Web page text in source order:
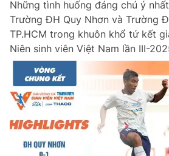
Những tình huống đáng chú ý
Trường ĐH Quy Nhơn và Trường
TP.HCM trong khuôn khổ tứ kết
Niên sinh viên Việt Nam lần III-